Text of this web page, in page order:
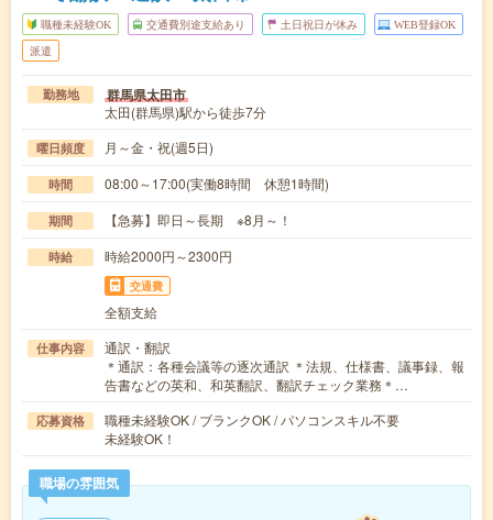
職種未経験OK 交通費別途支給あり 土日祝日が休み WEB登録OK
派遣
勤務地 群馬県太田市
太田(群馬県)駅から徒歩7分
曜日頻度 月～金・祝(週5日)
時間 08:00～17:00(実働8時間 休憩1時間)
期間 【急募】即日～長期 ※8月～！
時給 時給2000円～2300円
交通費
全額支給
仕事内容
通訳・翻訳
＊通訳：各種会議等の逐次通訳 ＊法規、仕様書、議事録、報
告書などの英和、和英翻訳、翻訳チェック業務＊…
応募資格
職種未経験OK / ブランクOK / パソコンスキル不要
未経験OK！
職場の雰囲気